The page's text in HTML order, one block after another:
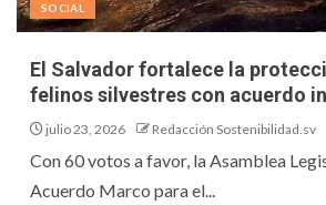
SOCIAL
El Salvador fortalece la
felinos silvestres con acuerdo
julio 23, 2026 Redacción Sostenibilidad.sv
Con 60 votos a favor, la Asamblea
Acuerdo Marco para el...